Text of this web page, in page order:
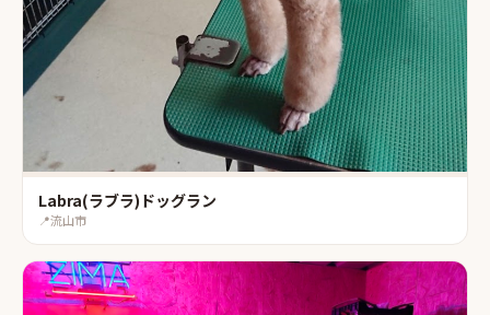
Labra(ラブラ)ドッグラン
📍流山市